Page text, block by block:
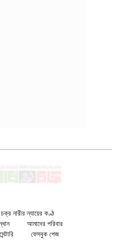
নারীর ন্যায়ের কণ্ঠ
আমাদের পরিবার
ফেসবুক পেজ